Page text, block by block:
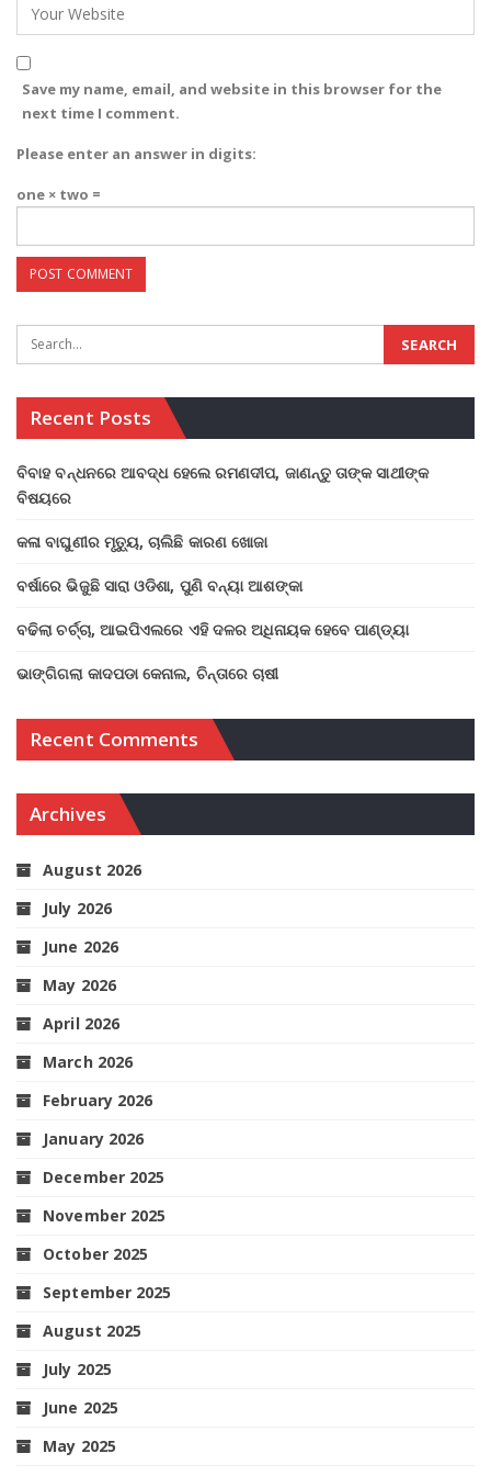
Save my name, email, and website in this browser for the
next time I comment.
Please enter an answer in digits:
one × two =
Recent Posts
ବିବାହ ବନ୍ଧନରେ ଆବଦ୍ଧ ହେଲେ ରମଣଦୀପ, ଜାଣନ୍ତୁ ତାଙ୍କ ସାଥୀଙ୍କ
ବିଷୟରେ
କଳା ବାଘୁଣୀର ମୃତ୍ୟୁ, ଚାଲିଛି କାରଣ ଖୋଜା
ବର୍ଷାରେ ଭିଜୁଛି ସାରା ଓଡିଶା, ପୁଣି ବନ୍ୟା ଆଶଙ୍କା
ବଢିଲା ଚର୍ଚ୍ଚା, ଆଇପିଏଲରେ ଏହି ଦଳର ଅଧିନାୟକ ହେବେ ପାଣ୍ଡ୍ୟା
ଭାଙ୍ଗିଗଲା କାଦପଡା କେନାଲ, ଚିନ୍ତାରେ ଚାଷୀ
Recent Comments
Archives
August 2026
July 2026
June 2026
May 2026
April 2026
March 2026
February 2026
January 2026
December 2025
November 2025
October 2025
September 2025
August 2025
July 2025
June 2025
May 2025